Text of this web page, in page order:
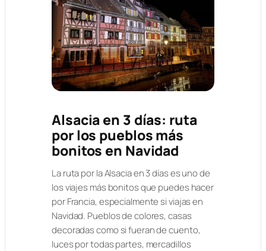
Alsacia en 3 días: ruta
por los pueblos más
bonitos en Navidad
La ruta por la Alsacia en 3 días es uno de
los viajes más bonitos que puedes hacer
por Francia, especialmente si viajas en
Navidad. Pueblos de colores, casas
decoradas como si fueran de cuento,
luces por todas partes, mercadillos